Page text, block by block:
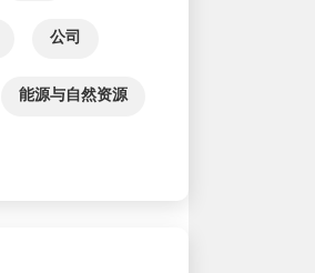
公司
能源与自然资源